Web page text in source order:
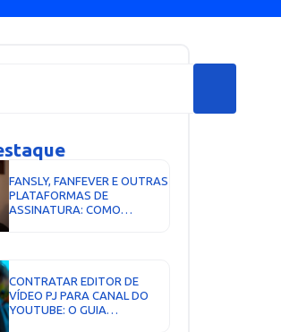
FANSLY, FANFEVER E OUTRAS
PLATAFORMAS DE
ASSINATURA: COMO
FUNCIONA A TRIBUTAÇÃO...
CONTRATAR EDITOR DE
VÍDEO PJ PARA CANAL DO
YOUTUBE: O GUIA
COMPLETO...